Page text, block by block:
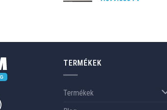
TERMÉKEK
Termékek